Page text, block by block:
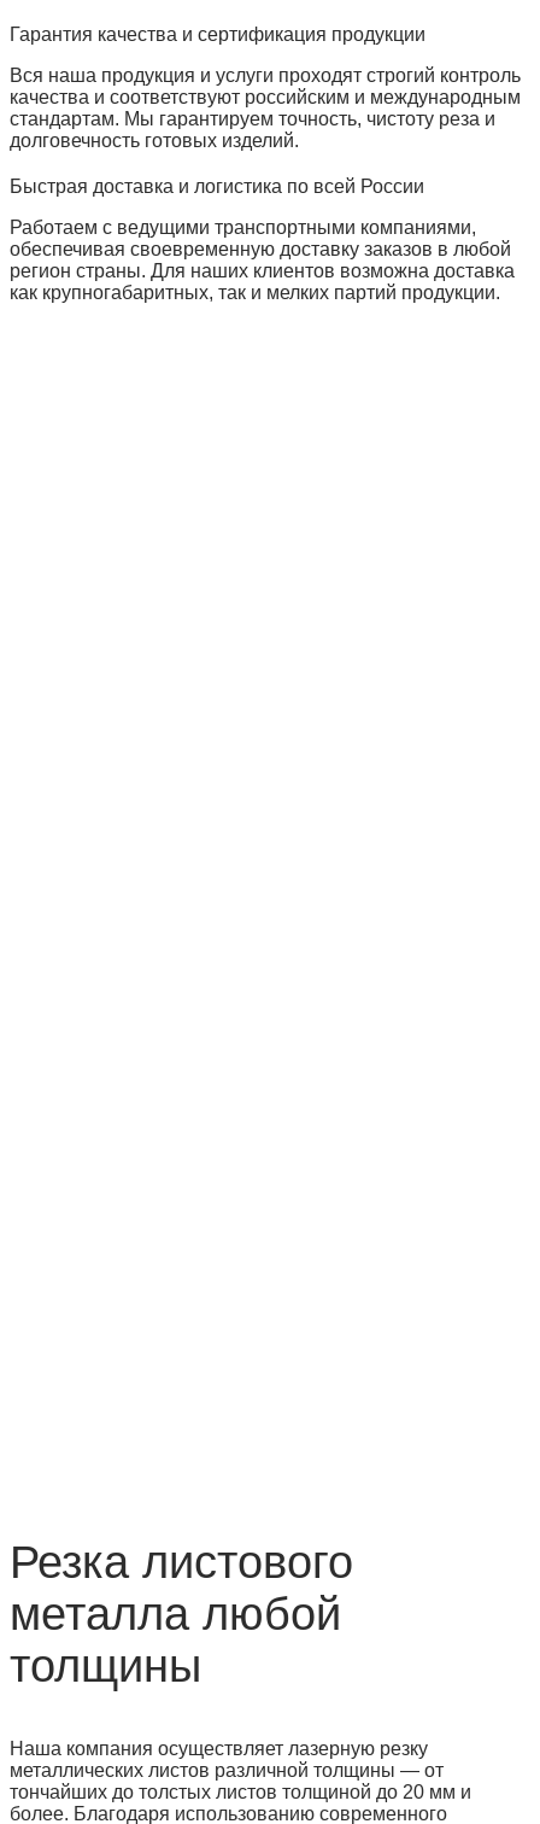
Гарантия качества и сертификация продукции
Вся наша продукция и услуги проходят строгий контроль
качества и соответствуют российским и международным
стандартам. Мы гарантируем точность, чистоту реза и
долговечность готовых изделий.
Быстрая доставка и логистика по всей России
Работаем с ведущими транспортными компаниями,
обеспечивая своевременную доставку заказов в любой
регион страны. Для наших клиентов возможна доставка
как крупногабаритных, так и мелких партий продукции.
Резка листового
металла любой
толщины
Наша компания осуществляет лазерную резку
металлических листов различной толщины — от
тончайших до толстых листов толщиной до 20 мм и
более. Благодаря использованию современного